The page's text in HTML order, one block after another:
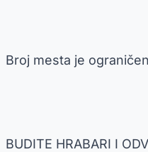
Broj mesta je
BUDITE HRABARI I